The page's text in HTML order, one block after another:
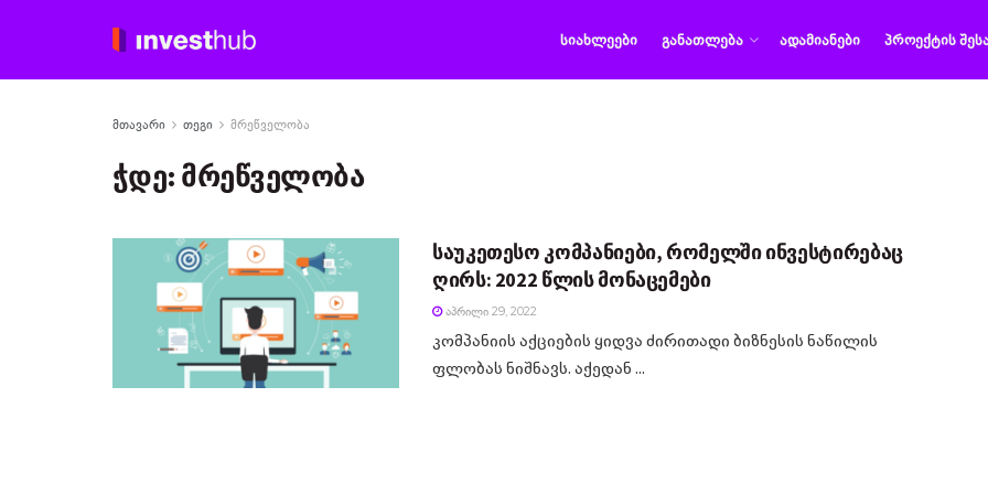
ᲡᲘᲐᲮᲚᲔᲔᲑᲘ ᲒᲐᲜᲐᲗᲚᲔᲑᲐ ᲐᲓᲐᲛᲘᲐᲜᲔᲑᲘ ᲞᲠᲝᲔᲥᲢᲘᲡ
მთავარი თეგი მრეწველობა
ჭდე: მრეწველობა
საუკეთესო კომპანიები, რომელში ინვესტირებაც
ღირს: 2022 წლის მონაცემები
ᲐᲞᲠᲘᲚᲘ 29, 2022
კომპანიის აქციების ყიდვა ძირითადი ბიზნესის ნაწილის
ფლობას ნიშნავს. აქედან ...